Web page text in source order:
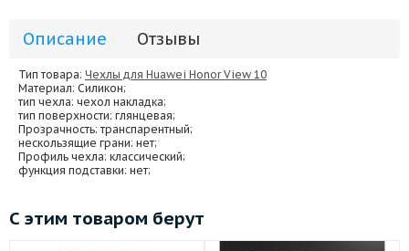
Описание Отзывы
Тип товара: Чехлы для Huawei Honor View 10
Материал: Силикон;
тип чехла: чехол накладка;
тип поверхности: глянцевая;
Прозрачность: транспарентный;
нескользящие грани: нет;
Профиль чехла: классический;
функция подставки: нет;
С этим товаром берут